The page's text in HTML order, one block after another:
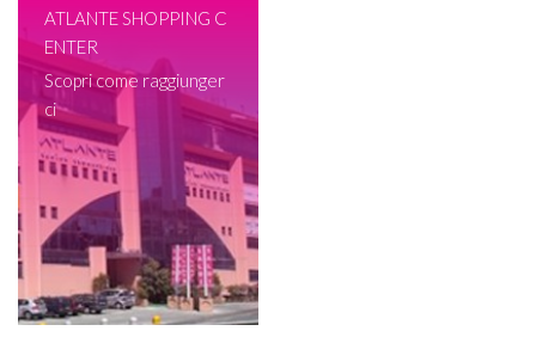
ATLANTE SHOPPING C
ENTER
Scopri come raggiunger
ci